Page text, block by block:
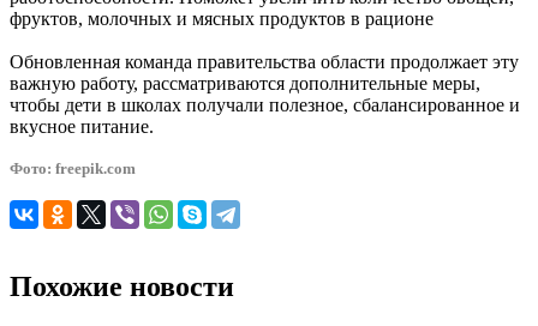
фруктов, молочных и мясных продуктов в рационе
Обновленная команда правительства области продолжает эту
важную работу, рассматриваются дополнительные меры,
чтобы дети в школах получали полезное, сбалансированное и
вкусное питание.
Фото: freepik.com
Похожие новости